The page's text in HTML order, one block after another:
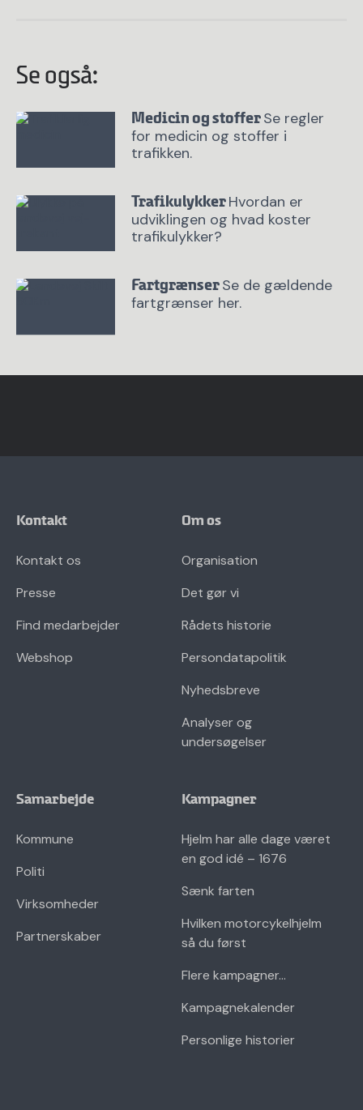
Se også:
Medicin og stofferSe regler
for medicin og stoffer i
trafikken.
TrafikulykkerHvordan er
udviklingen og hvad koster
trafikulykker?
FartgrænserSe de gældende
fartgrænser her.
Kontakt
Kontakt os
Presse
Find medarbejder
Webshop
Om os
Organisation
Det gør vi
Rådets historie
Persondatapolitik
Nyhedsbreve
Analyser og
undersøgelser
Samarbejde
Kommune
Politi
Virksomheder
Partnerskaber
Kampagner
Hjelm har alle dage været
en god idé – 1676
Sænk farten
Hvilken motorcykelhjelm
så du først
Flere kampagner...
Kampagnekalender
Personlige historier